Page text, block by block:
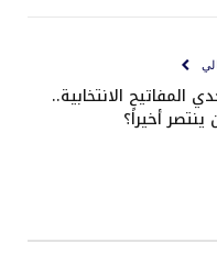
المفاتيح الانتخابية..
ينتصر أخيراً؟